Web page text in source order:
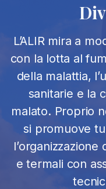
L’ALIR mira a
con la lotta al
della malattia,
sanitarie e la
malato. Proprio
si promuove
e termali con